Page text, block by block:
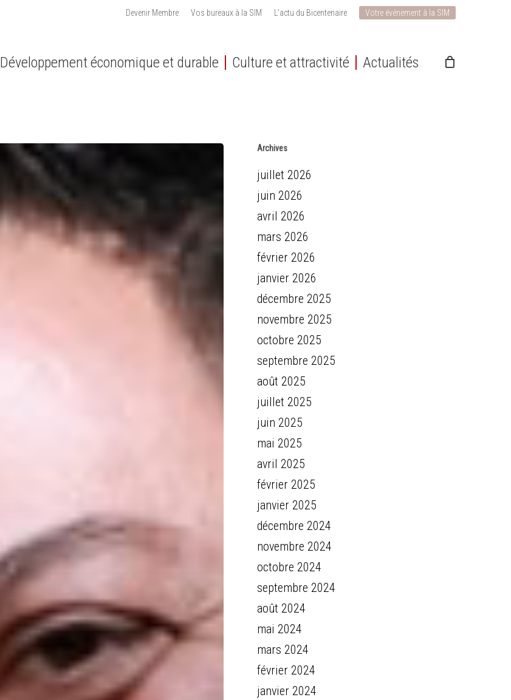
Devenir Membre Vos bureaux à la SIM L’actu du Bicentenaire Votre événement à la SIM
Développement économique et durable Culture et attractivité Actualités
Archives
juillet 2026
juin 2026
avril 2026
mars 2026
février 2026
janvier 2026
décembre 2025
novembre 2025
octobre 2025
septembre 2025
août 2025
juillet 2025
juin 2025
mai 2025
avril 2025
février 2025
janvier 2025
décembre 2024
novembre 2024
octobre 2024
septembre 2024
août 2024
mai 2024
mars 2024
février 2024
janvier 2024